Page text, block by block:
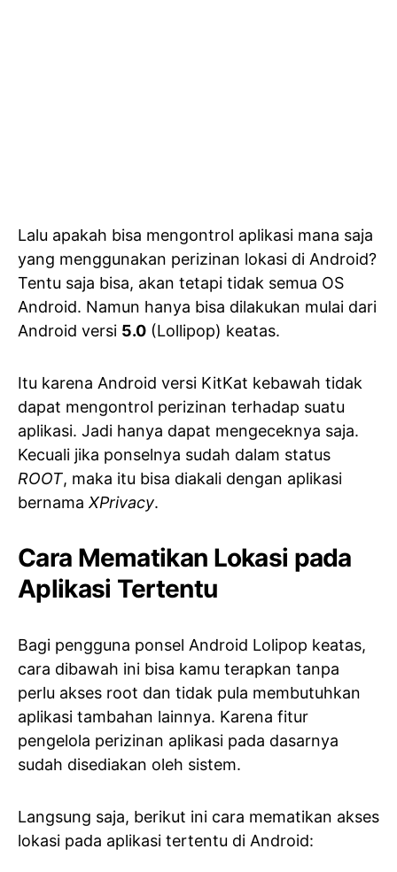
Lalu apakah bisa mengontrol aplikasi mana saja
yang menggunakan perizinan lokasi di Android?
Tentu saja bisa, akan tetapi tidak semua OS
Android. Namun hanya bisa dilakukan mulai dari
Android versi 5.0 (Lollipop) keatas.
Itu karena Android versi KitKat kebawah tidak
dapat mengontrol perizinan terhadap suatu
aplikasi. Jadi hanya dapat mengeceknya saja.
Kecuali jika ponselnya sudah dalam status
ROOT, maka itu bisa diakali dengan aplikasi
bernama XPrivacy.
Cara Mematikan Lokasi pada
Aplikasi Tertentu
Bagi pengguna ponsel Android Lolipop keatas,
cara dibawah ini bisa kamu terapkan tanpa
perlu akses root dan tidak pula membutuhkan
aplikasi tambahan lainnya. Karena fitur
pengelola perizinan aplikasi pada dasarnya
sudah disediakan oleh sistem.
Langsung saja, berikut ini cara mematikan akses
lokasi pada aplikasi tertentu di Android: